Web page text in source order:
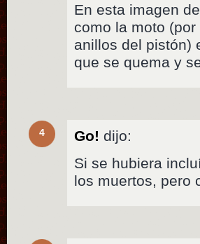
En esta imagen
como la moto
anillos del pistón)
que se quema y
4 Go! dijo:
Si se hubiera
los muertos, pero